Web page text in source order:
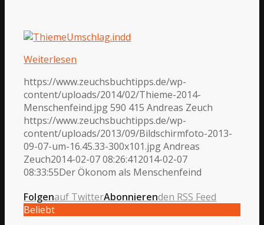
Weiterlesen
https://www.zeuchsbuchtipps.de/wp-
content/uploads/2014/02/Thieme-2014-
Menschenfeind.jpg 590 415 Andreas Zeuch
https://www.zeuchsbuchtipps.de/wp-
content/uploads/2013/09/Bildschirmfoto-2013-
09-07-um-16.45.33-300x101.jpg Andreas
Zeuch2014-02-07 08:26:412014-02-07
08:33:55Der Ökonom als Menschenfeind
Folgenauf TwitterAbonnierenden RSS Feed
Beliebt